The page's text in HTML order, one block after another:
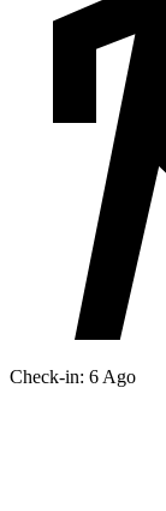
Check-in: 6 Ago